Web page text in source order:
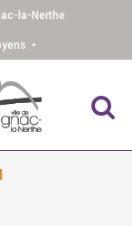
la-Nerthe
•